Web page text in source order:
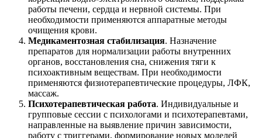
работы печени, сердца и нервной системы. При
необходимости применяются аппаратные методы
очищения крови.
Медикаментозная стабилизация. Назначение
препаратов для нормализации работы внутренних
органов, восстановления сна, снижения тяги к
психоактивным веществам. При необходимости
применяются физиотерапевтические процедуры, ЛФК,
массаж.
Психотерапевтическая работа. Индивидуальные и
групповые сессии с психологами и психотерапевтами,
направленные на выявление причин зависимости,
работу с триггерами, формирование новых моделей